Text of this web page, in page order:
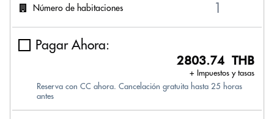
Número de habitaciones
Pagar Ahora:
2803.74 THB
+ Impuestos y tasas
Reserva con CC ahora. Cancelación gratuita hasta 25 horas
antes